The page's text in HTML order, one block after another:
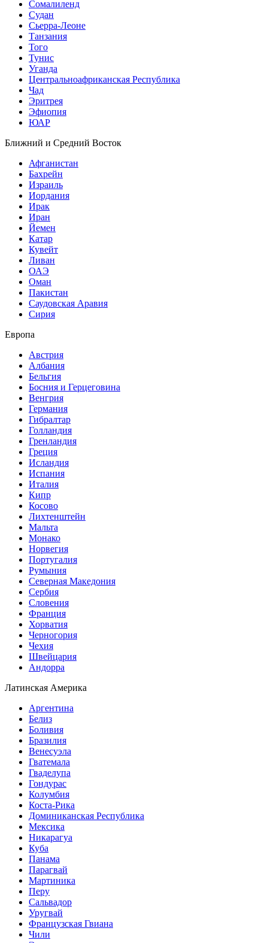
Сомалиленд
Судан
Сьерра-Леоне
Танзания
Того
Тунис
Уганда
Центральноафриканская Республика
Чад
Эритрея
Эфиопия
ЮАР
Ближний и Средний Восток
Афганистан
Бахрейн
Израиль
Иордания
Ирак
Иран
Йемен
Катар
Кувейт
Ливан
ОАЭ
Оман
Пакистан
Саудовская Аравия
Сирия
Европа
Австрия
Албания
Бельгия
Босния и Герцеговина
Венгрия
Германия
Гибралтар
Голландия
Гренландия
Греция
Исландия
Испания
Италия
Кипр
Косово
Лихтенштейн
Мальта
Монако
Норвегия
Португалия
Румыния
Северная Македония
Сербия
Словения
Франция
Хорватия
Черногория
Чехия
Швейцария
Андорра
Латинская Америка
Аргентина
Белиз
Боливия
Бразилия
Венесуэла
Гватемала
Гваделупа
Гондурас
Колумбия
Коста-Рика
Доминиканская Республика
Мексика
Никарагуа
Куба
Панама
Парагвай
Мартиника
Перу
Сальвадор
Уругвай
Французская Гвиана
Чили